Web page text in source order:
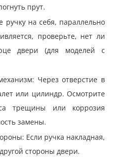
прут.
ручку на себя, параллельно
проверьте, нет ли
двери (для моделей с
Через отверстие в
или цилиндр. Осмотрите
трещины или коррозия
замены.
Если ручка накладная,
стороны двери.